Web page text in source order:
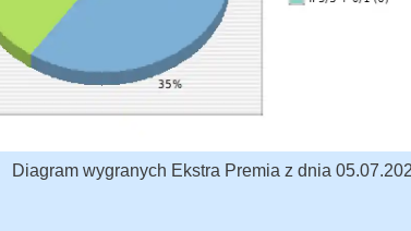
Diagram wygranych Ekstra Premia z dnia